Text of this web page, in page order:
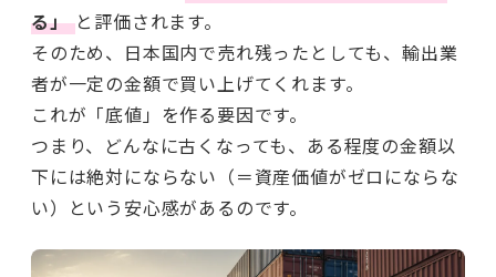
る」と評価されます。
そのため、日本国内で売れ残ったとしても、輸出業
者が一定の金額で買い上げてくれます。
これが「底値」を作る要因です。
つまり、どんなに古くなっても、ある程度の金額以
下には絶対にならない（＝資産価値がゼロにならな
い）という安心感があるのです。